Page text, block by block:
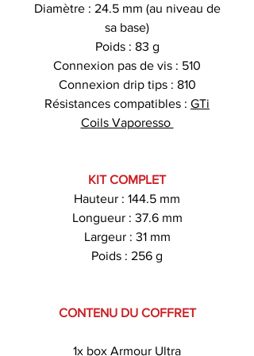
Diamètre : 24.5 mm (au niveau de
sa base)
Poids : 83 g
Connexion pas de vis : 510
Connexion drip tips : 810
Résistances compatibles : GTi
Coils Vaporesso
KIT COMPLET
Hauteur : 144.5 mm
Longueur : 37.6 mm
Largeur : 31 mm
Poids : 256 g
CONTENU DU COFFRET
1x box Armour Ultra